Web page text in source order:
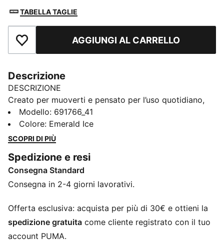
TABELLA TAGLIE
Aggiungi ai PreferitiAGGIUNGI AL CARRELLO
Descrizione
DESCRIZIONE
Creato per muoverti e pensato per l’uso quotidiano,
questo completo unisce comfort e sicurezza in ogni
momento con l’energia PUMA che ti accompagna a
ogni passo.
Nell'ambito del programma RE:FIBRE, questo capo è
realizzato con almeno il 95% di materiale riciclato
proveniente da scarti tessili e altri materiali usati
Vestibilità: Regolare
Materiale principale: Tricot
Collo: Collo rialzato
Modello: 691766_41
Colore: Emerald Ice
SCOPRI DI PIÙ
Spedizione e resi
Consegna Standard
Consegna in 2-4 giorni lavorativi.
Offerta esclusiva: acquista per più di 30€ e ottieni la
spedizione gratuita come cliente registrato con il tuo
account PUMA.